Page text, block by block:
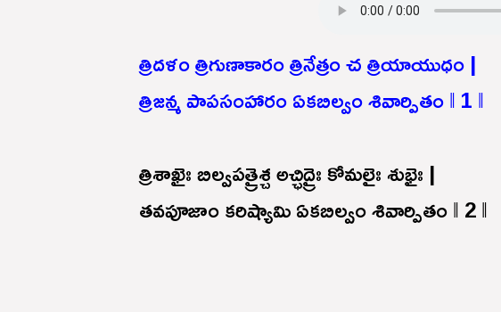
త్రిదళం త్రిగుణాకారం త్రినేత్రం చ త్రియాయుధం |
త్రిజన్మ పాపసంహారం ఏకబిల్వం శివార్పితం ‖ 1 ‖
త్రిశాఖైః బిల్వపత్రైశ్చ అచ్ఛిద్రైః కోమలైః శుభైః |
తవపూజాం కరిష్యామి ఏకబిల్వం శివార్పితం ‖ 2 ‖